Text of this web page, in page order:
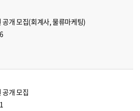
공개 모집(회계사, 물류마케팅)
공개 모집